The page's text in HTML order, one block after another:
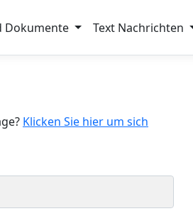
Dokumente Text Nachrichten
Klicken Sie hier um sich